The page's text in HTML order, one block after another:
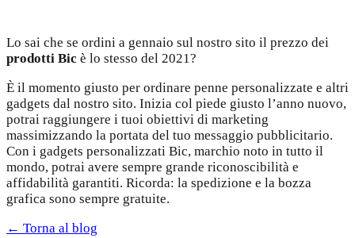
Lo sai che se ordini a gennaio sul nostro sito il prezzo dei
prodotti Bic è lo stesso del 2021?
È il momento giusto per ordinare penne personalizzate e altri
gadgets dal nostro sito. Inizia col piede giusto l’anno nuovo,
potrai raggiungere i tuoi obiettivi di marketing
massimizzando la portata del tuo messaggio pubblicitario.
Con i gadgets personalizzati Bic, marchio noto in tutto il
mondo, potrai avere sempre grande riconoscibilità e
affidabilità garantiti. Ricorda: la spedizione e la bozza
grafica sono sempre gratuite.
← Torna al blog